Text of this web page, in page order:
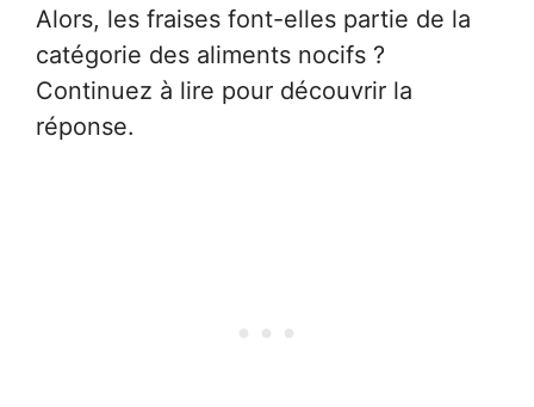
Alors, les fraises font-elles partie de la
catégorie des aliments nocifs ?
Continuez à lire pour découvrir la
réponse.